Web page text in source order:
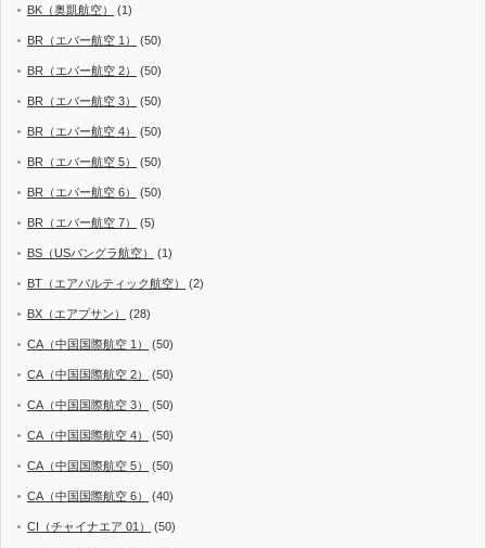
BK（奥凱航空） (1)
BR（エバー航空 1） (50)
BR（エバー航空 2） (50)
BR（エバー航空 3） (50)
BR（エバー航空 4） (50)
BR（エバー航空 5） (50)
BR（エバー航空 6） (50)
BR（エバー航空 7） (5)
BS（USバングラ航空） (1)
BT（エアバルティック航空） (2)
BX（エアプサン） (28)
CA（中国国際航空 1） (50)
CA（中国国際航空 2） (50)
CA（中国国際航空 3） (50)
CA（中国国際航空 4） (50)
CA（中国国際航空 5） (50)
CA（中国国際航空 6） (40)
CI（チャイナエア 01） (50)